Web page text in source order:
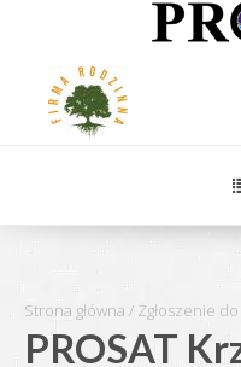
Strona główna / Zgłoszenie
PROSAT